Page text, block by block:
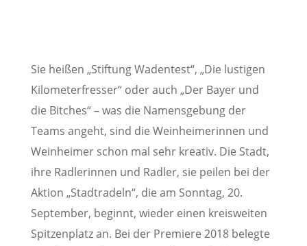
Sie heißen „Stiftung Wadentest“, „Die lustigen
Kilometerfresser“ oder auch „Der Bayer und
die Bitches“ – was die Namensgebung der
Teams angeht, sind die Weinheimerinnen und
Weinheimer schon mal sehr kreativ. Die Stadt,
ihre Radlerinnen und Radler, sie peilen bei der
Aktion „Stadtradeln“, die am Sonntag, 20.
September, beginnt, wieder einen kreisweiten
Spitzenplatz an. Bei der Premiere 2018 belegte